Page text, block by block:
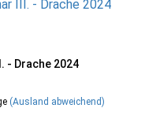
- Drache 2024
(Ausland abweichend)